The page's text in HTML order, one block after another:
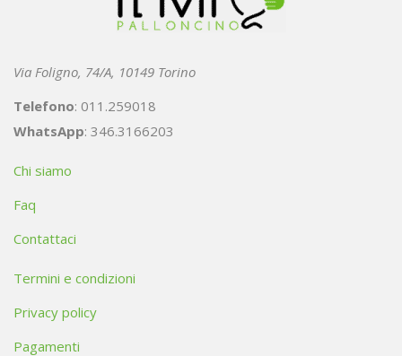
Via Foligno, 74/A, 10149 Torino
Telefono: 011.259018
WhatsApp: 346.3166203
Chi siamo
Faq
Contattaci
Termini e condizioni
Privacy policy
Pagamenti